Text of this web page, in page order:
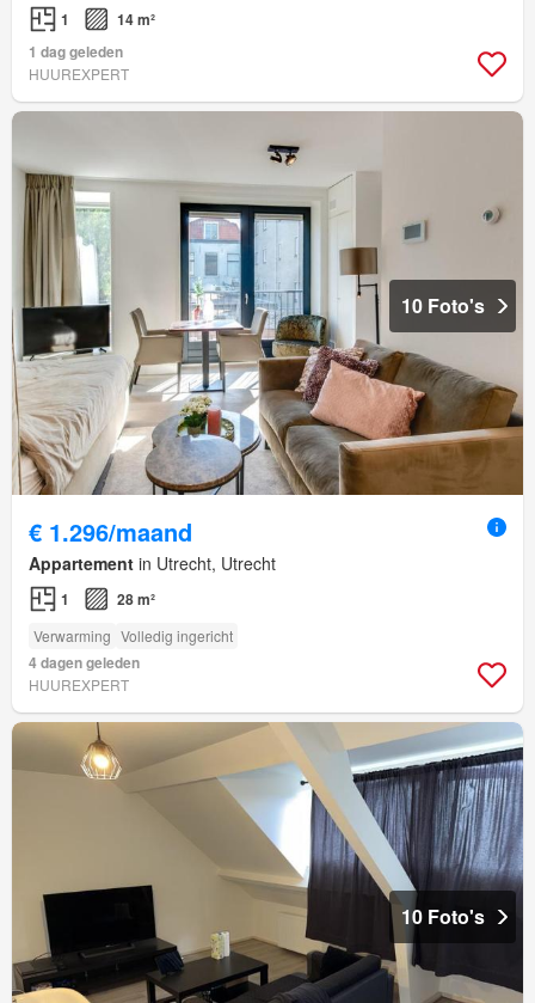
1
14 m²
1 dag geleden
HUUREXPERT
10 Foto's
€ 1.296/maand
Appartement in Utrecht, Utrecht
1 28 m²
Verwarming Volledig ingericht
4 dagen geleden
HUUREXPERT
10 Foto's